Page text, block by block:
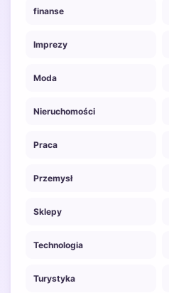
finanse
Imprezy
Moda
Nieruchomości
Praca
Przemysł
Sklepy
Technologia
Turystyka